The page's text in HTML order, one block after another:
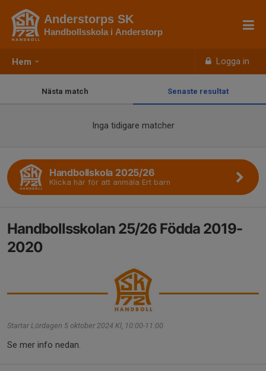
Hem Logga in
Anderstorps SK
Handbollsskola i Anderstorp
Nästa match Senaste resultat
Inga tidigare matcher
Handbollskola 2025/26
Klicka här för att anmäla Ert barn
Handbollsskolan 25/26 Födda 2019-
2020
Startar Lördagen 5 oktober 2024 Kl, 10:00-11:00
Se mer info nedan.